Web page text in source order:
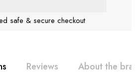
safe & secure checkout
Reviews About the